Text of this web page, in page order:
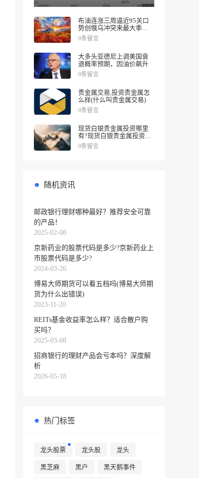
布油连涨三周逼近95关口
势创俄乌冲突来最大季度
涨幅
0条留言
大多头亚德尼上调美国衰
退概率预期，因油价飙升
0条留言
贵金属交易,投资贵金属怎
么样(什么叫贵金属交易)
0条留言
现货白银贵金属投资哪里
有?现货白银贵金属投资被
诱导投资亏损
0条留言
随机资讯
邮政银行理财哪种最好？推荐安全可靠
的产品！
2025-02-08
京新药业的股票代码是多少?京新药业上
市股票代码是多少?
2024-03-26
博易大师期货可以看五档吗(博易大师期
货为什么出错误)
2023-11-20
REITs基金收益率怎么样？适合散户购
买吗？
2025-03-08
招商银行的理财产品会亏本吗？深度解
析
2026-05-18
热门标签
龙头股票 龙头股 龙头
黑芝麻 黑户 黑天鹅事件